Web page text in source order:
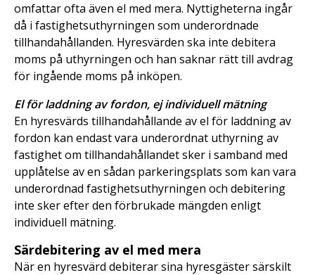
omfattar ofta även el med mera. Nyttigheterna ingår
då i fastighetsuthyrningen som underordnade
tillhandahållanden. Hyresvärden ska inte debitera
moms på uthyrningen och han saknar rätt till avdrag
för ingående moms på inköpen.
El för laddning av fordon, ej individuell mätning
En hyresvärds tillhandahållande av el för laddning av
fordon kan endast vara underordnat uthyrning av
fastighet om tillhandahållandet sker i samband med
upplåtelse av en sådan parkeringsplats som kan vara
underordnad fastighetsuthyrningen och debitering
inte sker efter den förbrukade mängden enligt
individuell mätning.
Särdebitering av el med mera
När en hyresvärd debiterar sina hyresgäster särskilt